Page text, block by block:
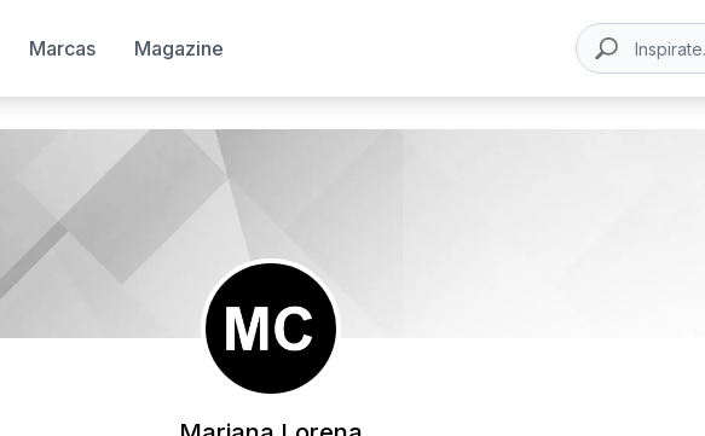
Marcas Magazine